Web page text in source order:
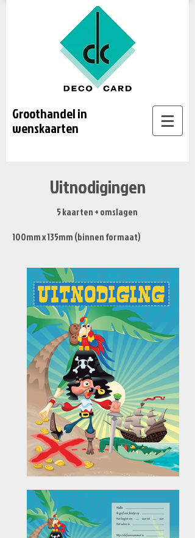
Groothandel in
wenskaarten
Uitnodigingen
5 kaarten + omslagen
100mm x 135mm (binnen formaat)